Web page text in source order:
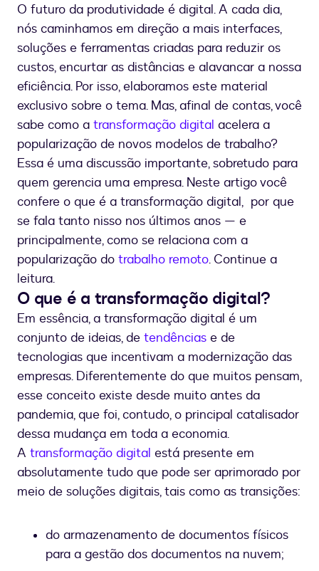
O futuro da produtividade é digital. A cada dia,
nós caminhamos em direção a mais interfaces,
soluções e ferramentas criadas para reduzir os
custos, encurtar as distâncias e alavancar a nossa
eficiência. Por isso, elaboramos este material
exclusivo sobre o tema. Mas, afinal de contas, você
sabe como a transformação digital acelera a
popularização de novos modelos de trabalho?
Essa é uma discussão importante, sobretudo para
quem gerencia uma empresa. Neste artigo você
confere o que é a transformação digital, por que
se fala tanto nisso nos últimos anos — e
principalmente, como se relaciona com a
popularização do trabalho remoto. Continue a
leitura.
O que é a transformação digital?
Em essência, a transformação digital é um
conjunto de ideias, de tendências e de
tecnologias que incentivam a modernização das
empresas. Diferentemente do que muitos pensam,
esse conceito existe desde muito antes da
pandemia, que foi, contudo, o principal catalisador
dessa mudança em toda a economia.
A transformação digital está presente em
absolutamente tudo que pode ser aprimorado por
meio de soluções digitais, tais como as transições:
do armazenamento de documentos físicos
para a gestão dos documentos na nuvem;